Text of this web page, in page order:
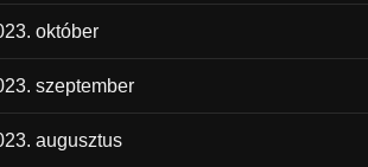
október
szeptember
augusztus